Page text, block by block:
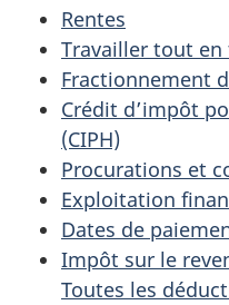
Rentes
Travailler tout
Fractionnement
Crédit d’impôt
(CIPH)
Procurations et
Exploitation
Dates de
Impôt sur le
Toutes les